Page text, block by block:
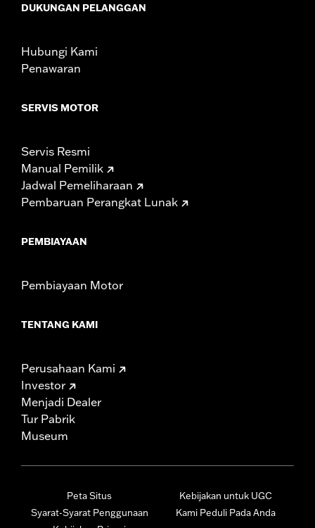
DUKUNGAN PELANGGAN
Hubungi Kami
Penawaran
SERVIS MOTOR
Servis Resmi
Manual Pemilik
Jadwal Pemeliharaan
Pembaruan Perangkat Lunak
PEMBIAYAAN
Pembiayaan Motor
TENTANG KAMI
Perusahaan Kami
Investor
Menjadi Dealer
Tur Pabrik
Museum
Peta Situs
Syarat-Syarat Penggunaan
Kebijakan untuk UGC
Kami Peduli Pada Anda